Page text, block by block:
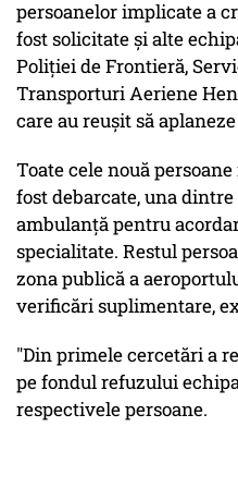
persoanelor implicate a
fost solicitate și alte
Poliției de Frontieră,
Transporturi Aeriene
care au reușit să
Toate cele nouă
fost debarcate, una
ambulanță pentru
specialitate. Restul
zona publică a
verificări suplimentare,
"Din primele cercetări a
pe fondul refuzului
respectivele persoane.